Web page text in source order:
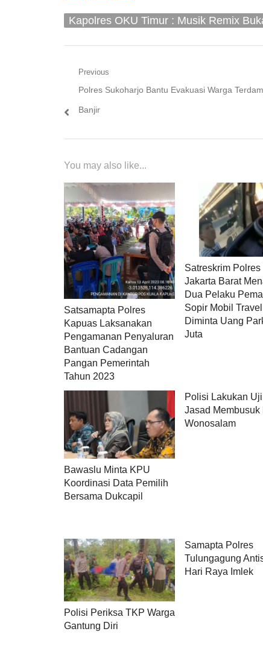
Kapolres OKU Timur : Musik Remix
Navigasi
pos
Previous
Previous
post:
Polres Sukoharjo Bantu Evakuasi Warga
Banjir
You may also like...
Satsamapta Polres
Kapuas Laksanakan
Pengamanan Penyaluran
Bantuan Cadangan
Pangan Pemerintah
Tahun 2023
Satreskrim Polres
Jakarta Barat
Dua Pelaku
Sopir Mobil
Diminta Uang
Juta
Bawaslu Minta KPU
Koordinasi Data Pemilih
Bersama Dukcapil
Polisi Lakukan
Jasad Membusuk
Wonosalam
Polisi Periksa TKP Warga
Gantung Diri
Samapta Polres
Tulungagung
Hari Raya Imlek